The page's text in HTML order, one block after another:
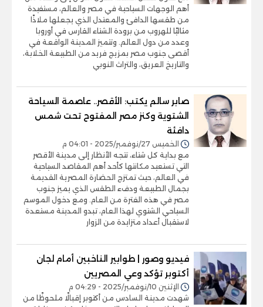
أهم الوجهات السياحية في مصر والعالم، مستفيدة
من طقسها الدافئ والمعتدل الذي يجعلها ملاذًا
مثاليًا للهروب من برودة الشتاء القارس في أوروبا
وعدد من دول العالم. وتتميز المدينة الواقعة في
أقصى جنوب مصر بمزيج فريد من الطبيعة الخلابة،
والتاريخ العريق، والتراث النوبي
صابر سالم يكتب: الأقصر.. عاصمة السياحة
الشتوية وكنز مصر المفتوح تحت شمس
دافئة
الخميس 27/نوفمبر/2025 - 04:01 م
مع بداية كل شتاء، تتجه الأنظار إلى مدينة الأقصر
التي تستعيد مكانتها كأحد أهم المقاصد السياحية
في العالم، حيث تمتزج الحضارة المصرية القديمة
بجمال الطبيعة ودفء الطقس الذي يميز جنوب
مصر في هذه الفترة من العام. ومع دخول الموسم
السياحي الشتوي لهذا العام، تبدو المدينة مستعدة
لاستقبال أعداد متزايدة من الزوار
فيديو وصور | طوابير الناخبين أمام لجان
أكتوبر تؤكد وعي المصريين
الإثنين 10/نوفمبر/2025 - 04:29 م
شهدت مدينة السادس من أكتوبر إقبالًا ملحوظًا من